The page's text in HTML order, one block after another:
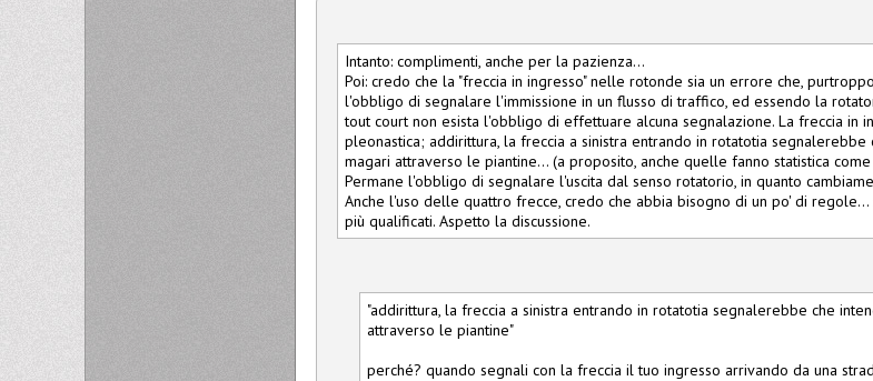
Intanto: complimenti, anche per la pazienza...
Poi: credo che la "freccia in ingresso" nelle rotonde sia un errore che,
l'obbligo di segnalare l'immissione in un flusso di traffico, ed essendo la
tout court non esista l'obbligo di effettuare alcuna segnalazione. La freccia in
pleonastica; addirittura, la freccia a sinistra entrando in rotatotia
magari attraverso le piantine... (a proposito, anche quelle fanno statistica
Permane l'obbligo di segnalare l'uscita dal senso rotatorio, in quanto
Anche l'uso delle quattro frecce, credo che abbia bisogno di un po' di
più qualificati. Aspetto la discussione.
"addirittura, la freccia a sinistra entrando in rotatotia segnalerebbe che
attraverso le piantine"
perché? quando segnali con la freccia il tuo ingresso arrivando da una